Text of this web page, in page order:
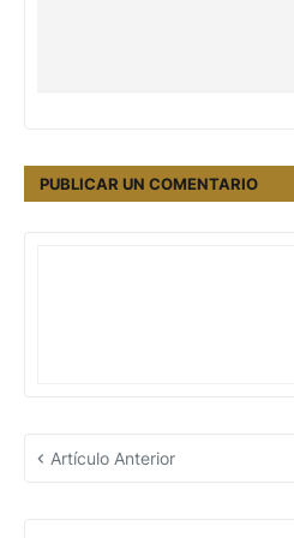
PUBLICAR UN COMENTARIO
Artículo Anterior